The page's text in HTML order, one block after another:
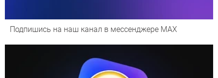
Подпишись на наш канал в мессенджере МАХ